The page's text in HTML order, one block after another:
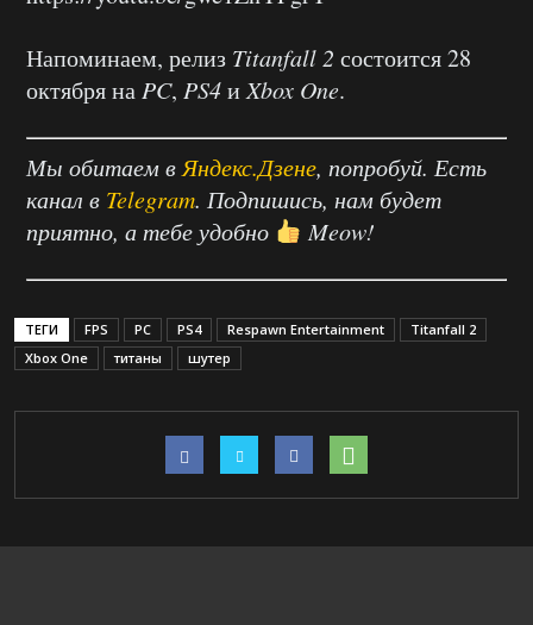
Напоминаем, релиз Titanfall 2 состоится 28
октября на PC, PS4иXbox One.
Мы обитаем в Яндекс.Дзене, попробуй. Есть
канал в Telegram. Подпишись, нам будет
приятно, а тебе удобно
Meow!
ТЕГИ FPS PC PS4 Respawn Entertainment
Titanfall 2
Xbox One
титаны шутер